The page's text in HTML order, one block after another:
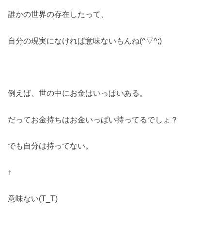
誰かの世界の存在したって、
自分の現実になければ意味ないもんね(^▽^;)
例えば、世の中にお金はいっぱいある。
だってお金持ちはお金いっぱい持ってるでしょ？
でも自分は持ってない。
↑
意味ない(T_T)